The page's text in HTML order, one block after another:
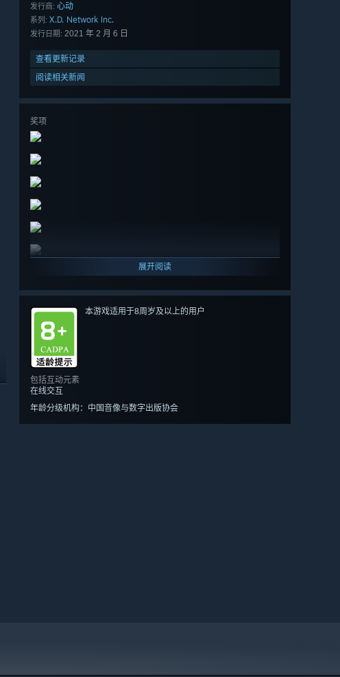
发行商: 心动
系列: X.D. Network Inc.
发行日期: 2021 年 2 月 6 日
查看更新记录
阅读相关新闻
奖项
展开阅读
本游戏适用于8周岁及以上的用户
包括互动元素
在线交互
年龄分级机构：中国音像与数字出版协会